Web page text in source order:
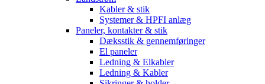
Kabler & stik
Systemer & HPFI anlæg
Paneler, kontakter & stik
Dæksstik & gennemføringer
El paneler
Ledning & Elkabler
Ledning & Kabler